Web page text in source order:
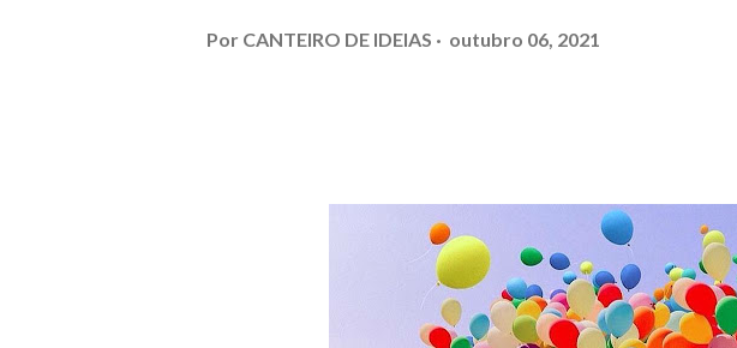
Por CANTEIRO DE IDEIAS outubro 06, 2021